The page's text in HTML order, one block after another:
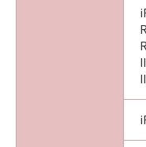
本契約書のいず
律により無効で
の他の条項は完